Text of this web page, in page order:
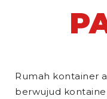
Rumah kontainer
berwujud